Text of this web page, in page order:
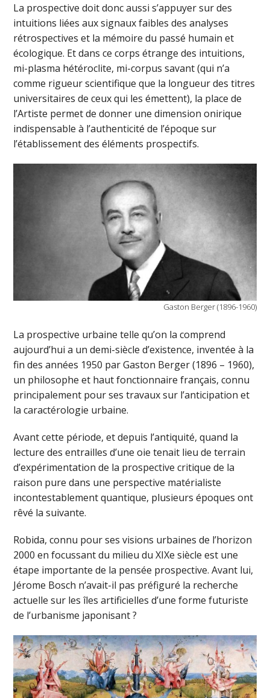
La prospective doit donc aussi s’appuyer sur des
intuitions liées aux signaux faibles des analyses
rétrospectives et la mémoire du passé humain et
écologique. Et dans ce corps étrange des intuitions,
mi-plasma hétéroclite, mi-corpus savant (qui n’a
comme rigueur scientifique que la longueur des titres
universitaires de ceux qui les émettent), la place de
l’Artiste permet de donner une dimension onirique
indispensable à l’authenticité de l’époque sur
l’établissement des éléments prospectifs.
Gaston Berger (1896-1960)
La prospective urbaine telle qu’on la comprend
aujourd’hui a un demi-siècle d’existence, inventée à la
fin des années 1950 par Gaston Berger (1896 – 1960),
un philosophe et haut fonctionnaire français, connu
principalement pour ses travaux sur l’anticipation et
la caractérologie urbaine.
Avant cette période, et depuis l’antiquité, quand la
lecture des entrailles d’une oie tenait lieu de terrain
d’expérimentation de la prospective critique de la
raison pure dans une perspective matérialiste
incontestablement quantique, plusieurs époques ont
rêvé la suivante.
Robida, connu pour ses visions urbaines de l’horizon
2000 en focussant du milieu du XIXe siècle est une
étape importante de la pensée prospective. Avant lui,
Jérome Bosch n’avait-il pas préfiguré la recherche
actuelle sur les îles artificielles d’une forme futuriste
de l’urbanisme japonisant ?